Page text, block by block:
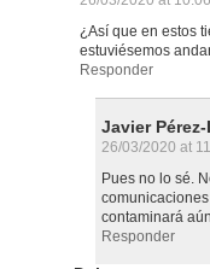
¿Así que en estos
estuviésemos
Responder
Javier
26/03/2020 at
Pues no lo sé.
contaminará
Responder